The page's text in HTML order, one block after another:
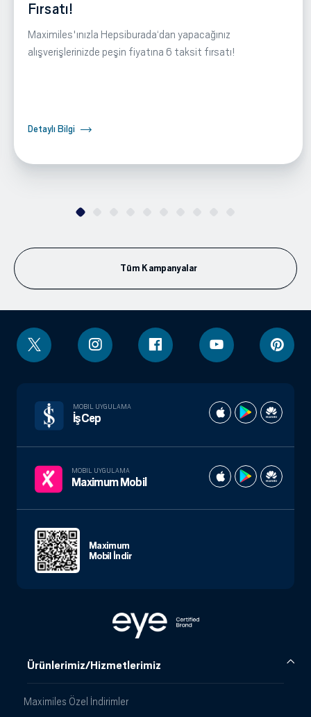
Fırsatı!
Maximiles'ınızla Hepsiburada‘dan yapacağınız
alışverişlerinizde peşin fiyatına 6 taksit fırsatı!
Detaylı Bilgi
Tüm Kampanyalar
Ürünlerimiz/Hizmetlerimiz
Maximiles Özel İndirimler
MOBIL UYGULAMA
İşCep
MOBIL UYGULAMA
Maximum Mobil
Maximum
Mobil İndir